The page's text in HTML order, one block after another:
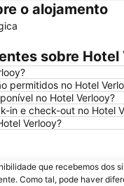
Provinciaal
Berchem
Forms
Karting Genk
o alojamento
sobre Hotel
permitidos no Hotel
no Hotel Verlooy?
in e check-out no Hotel
Verlooy?
que recebemos dos
Como tal, pode haver